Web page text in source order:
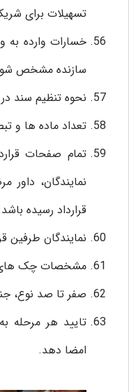
تسهیلات برای
خسارات وارده به
سازنده مشخص
نحوه تنظیم سند
تعداد ماده ها و
تمام صفحات
نمایندگان،
قرارداد رسیده
نمایندگان
مشخصات چک
صفر تا صد
تایید هر مرحله
امضا دهد.